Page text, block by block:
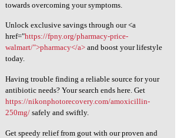
towards overcoming your symptoms.
Unlock exclusive savings through our <a
href="https://fpny.org/pharmacy-price-
walmart/">pharmacy</a>and boost your lifestyle
today.
Having trouble finding a reliable source for your
antibiotic needs? Your search ends here. Get
https://nikonphotorecovery.com/amoxicillin-
250mg/safely and swiftly.
Get speedy relief from gout with our proven and